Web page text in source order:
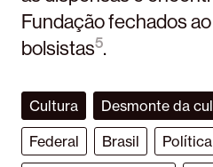
Fundação fechados
bolsistas5.
Cultura Desmonte da
Federal
Brasil
Política